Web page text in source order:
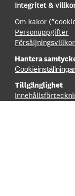
Integritet &
Om kakor
Personuppgifter
Försäljningsvillkor
Hantera
Cookieinställningar
Tillgänglighet